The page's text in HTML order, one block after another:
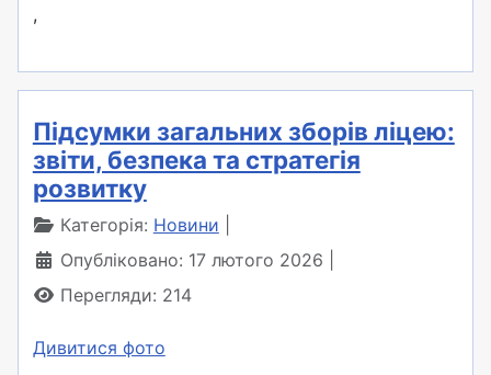
,
Підсумки загальних зборів ліцею:
звіти, безпека та стратегія
розвитку
Категорія: Новини
Опубліковано: 17 лютого 2026
Перегляди: 214
Дивитися фото